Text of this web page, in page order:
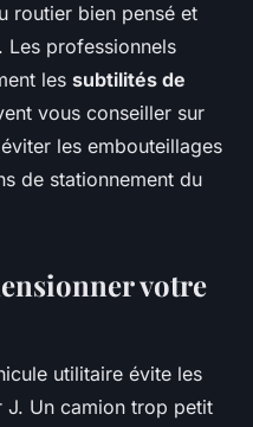
routier bien pensé et
Les professionnels
les subtilités de
vous conseiller sur
les embouteillages
de stationnement du
votre
utilitaire évite les
J. Un camion trop petit